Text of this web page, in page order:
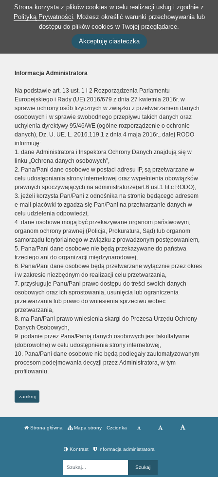
Strona korzysta z plików cookies w celu realizacji usług i zgodnie z
Polityką Prywatności. Możesz określić warunki przechowywania lub
dostępu do plików cookies w Twojej przeglądarce.
Akceptuję ciasteczka
Informacja Administratora
Na podstawie art. 13 ust. 1 i 2 Rozporządzenia Parlamentu
Europejskiego i Rady (UE) 2016/679 z dnia 27 kwietnia 2016r. w
sprawie ochrony osób fizycznych w związku z przetwarzaniem danych
osobowych i w sprawie swobodnego przepływu takich danych oraz
uchylenia dyrektywy 95/46/WE (ogólne rozporządzenie o ochronie
danych), Dz. U. UE. L. 2016.119.1 z dnia 4 maja 2016r., dalej RODO
informuję:
1. dane Administratora i Inspektora Ochrony Danych znajdują się w
linku „Ochrona danych osobowych”,
2. Pana/Pani dane osobowe w postaci adresu IP, są przetwarzane w
celu udostępniania strony internetowej oraz wypełnienia obowiązków
prawnych spoczywających na administratorze(art.6 ust.1 lit.c RODO),
3. jeżeli korzysta Pan/Pani z odnośnika na stronie będącego adresem
e-mail placówki to zgadza się Pan/Pani na przetwarzanie danych w
celu udzielenia odpowiedzi,
4. dane osobowe mogą być przekazywane organom państwowym,
organom ochrony prawnej (Policja, Prokuratura, Sąd) lub organom
samorządu terytorialnego w związku z prowadzonym postępowaniem,
5. Pana/Pani dane osobowe nie będą przekazywane do państwa
trzeciego ani do organizacji międzynarodowej,
6. Pana/Pani dane osobowe będą przetwarzane wyłącznie przez okres
i w zakresie niezbędnym do realizacji celu przetwarzania,
7. przysługuje Panu/Pani prawo dostępu do treści swoich danych
osobowych oraz ich sprostowania, usunięcia lub ograniczenia
przetwarzania lub prawo do wniesienia sprzeciwu wobec
przetwarzania,
8. ma Pan/Pani prawo wniesienia skargi do Prezesa Urzędu Ochrony
Danych Osobowych,
9. podanie przez Pana/Panią danych osobowych jest fakultatywne
(dobrowolne) w celu udostępnienia strony internetowej,
10. Pana/Pani dane osobowe nie będą podlegały zautomatyzowanym
procesom podejmowania decyzji przez Administratora, w tym
profilowaniu.
zamknij
Strona główna Mapa strony Czcionka
Kontrast Informacja administratora